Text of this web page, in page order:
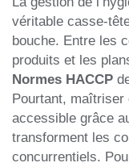
véritable casse-
bouche. Entre les
produits et les
Normes HACCP
Pourtant, maîtriser
accessible grâce
transforment les
concurrentiels.